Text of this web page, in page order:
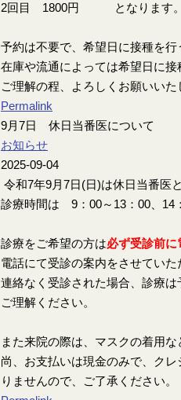
2回目 1800円 となります。
予約は不要で、希望日に接種を行
在庫や流通によっては希望日に接
ご理解の程、よろしくお願いいた
Permalink
9月7日 休日当番医について
お知らせ
2025-09-04
令和7年9月7日(日)は休日当番医
診療時間は 9：00～13：00、14
診療をご希望の方は必ず受診前に
電話にて受診の案内をさせていた
連絡なく受診された場合、診療
ご理解ください。
また来院の際は、マスクの着用
尚、お支払いは現金のみで、ク
りませんので、ご了承ください。